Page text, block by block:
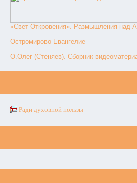
«Свет Откровения». Размышления над
Остромирово Евангелие
О.Олег (Стеняев). Сборник
Ради духовной пользы